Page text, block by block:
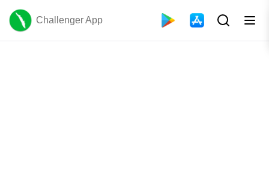
Challenger App